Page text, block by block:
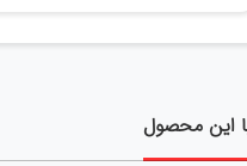
این محصول